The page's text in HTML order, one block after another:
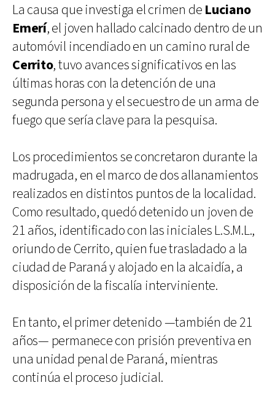
La causa que investiga el crimen de Luciano
Emerí, el joven hallado calcinado dentro de un
automóvil incendiado en un camino rural de
Cerrito, tuvo avances significativos en las
últimas horas con la detención de una
segunda persona y el secuestro de un arma de
fuego que sería clave para la pesquisa.
Los procedimientos se concretaron durante la
madrugada, en el marco de dos allanamientos
realizados en distintos puntos de la localidad.
Como resultado, quedó detenido un joven de
21 años, identificado con las iniciales L.S.M.L.,
oriundo de Cerrito, quien fue trasladado a la
ciudad de Paraná y alojado en la alcaidía, a
disposición de la fiscalía interviniente.
En tanto, el primer detenido —también de 21
años— permanece con prisión preventiva en
una unidad penal de Paraná, mientras
continúa el proceso judicial.